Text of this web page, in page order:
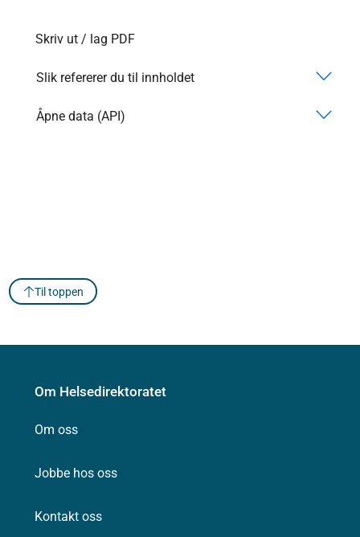
Skriv ut / lag PDF
Slik refererer du til innholdet
Åpne data (API)
Til toppen
Om Helsedirektoratet
Om oss
Jobbe hos oss
Kontakt oss